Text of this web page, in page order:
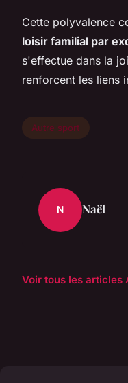
Cette polyvalence
loisir familial par
s'effectue dans la
renforcent les liens
Autre sport
N Naël
Voir tous les articles